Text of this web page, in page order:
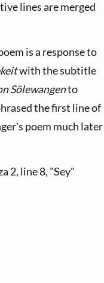
lines are merged
is a response to
with the subtitle
Sölewangento
the first line of
poem much later
2, line 8, "Sey"